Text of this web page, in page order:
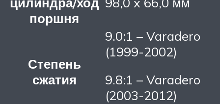
поршня
Степень
сжатия
9.0:1 – Varadero
(1999-2002)
9.8:1 – Varadero
(2003-2012)